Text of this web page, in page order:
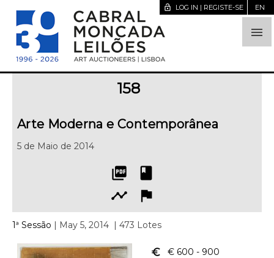

lock_open LOG IN | REGISTE-SE EN
158
Arte Moderna e Contemporânea
5 de Maio de 2014
picture_as_pdf
book
timeline
flag
1ª Sessão | May 5, 2014 | 473 Lotes
euro_symbol € 600 - 900